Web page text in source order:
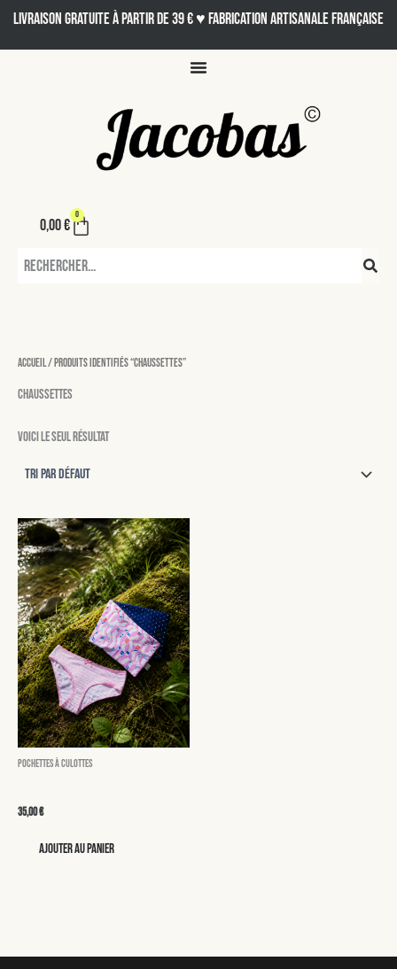
Aller
contenu
LIVRAISON GRATUITE À PARTIR DE 39 € ♥ Fabrication artisanale française
0,00€
0
Panier
Accueil/ Produits identifiés “chaussettes”
chaussettes
Voici le seul résultat
Pochettes à culottes
35,00€
Ajouter au panier